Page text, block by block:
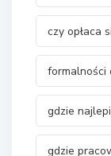
czy opłaca
formalności
gdzie
gdzie